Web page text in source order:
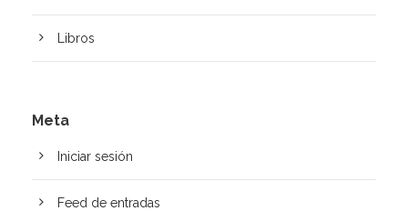
Libros
Meta
Iniciar sesión
Feed de entradas